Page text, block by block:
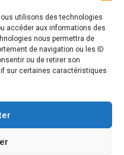
utilisons des technologies
accéder aux informations des
nous permettra de
de navigation ou les ID
ou de retirer son
sur certaines caractéristiques